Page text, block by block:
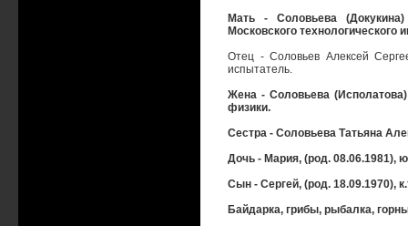
Мать - Соловьева
Московского технологического
Отец - Соловьев Алексей
испытатель.
Жена - Соловьева
физики.
Сестра - Соловьева Татьяна
Дочь - Мария, (род. 08.06.1981),
Сын - Сергей, (род. 18.09.1970),
Байдарка, грибы, рыбалка,